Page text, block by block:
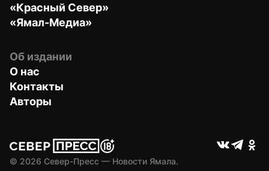
«Красный Север»
«Ямал-Медиа»
Об издании
О нас
Контакты
Авторы
© 2026 Север-Пресс — Новости Ямала.